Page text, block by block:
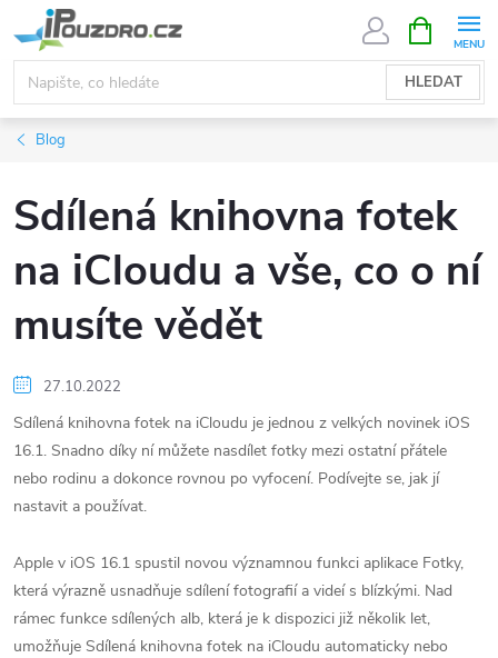
na
obsah
HLEDAT
NÁKUPNÍ
KOŠÍK
Blog
Sdílená knihovna fotek
na iCloudu a vše, co o ní
musíte vědět
27.10.2022
Sdílená knihovna fotek na iCloudu je jednou z velkých novinek iOS
16.1. Snadno díky ní můžete nasdílet fotky mezi ostatní přátele
nebo rodinu a dokonce rovnou po vyfocení. Podívejte se, jak jí
nastavit a používat.
Apple v iOS 16.1 spustil novou významnou funkci aplikace Fotky,
která výrazně usnadňuje sdílení fotografií a videí s blízkými. Nad
rámec funkce sdílených alb, která je k dispozici již několik let,
umožňuje Sdílená knihovna fotek na iCloudu automaticky nebo